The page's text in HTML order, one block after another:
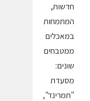
חדשות,
המתמחות
במאכלים
ממטבחים
שונים:
מסעדת
"תמרינד",